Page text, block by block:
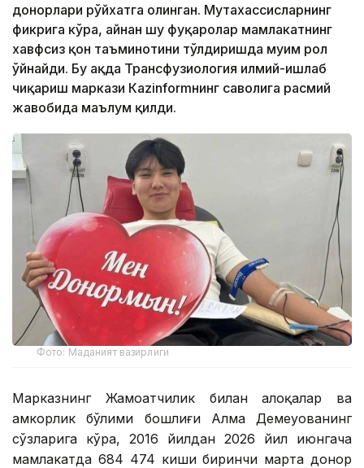
донорлари рўйхатга олинган. Мутахассисларнинг
фикрига кўра, айнан шу фуқаролар мамлакатнинг
хавфсиз қон таъминотини тўлдиришда муҳим рол
ўйнайди. Бу ҳақда Трансфузиология илмий-ишлаб
чиқариш маркази Кazinformнинг саволига расмий
жавобида маълум қилди.
Фото: Маданият вазирлиги
Марказнинг Жамоатчилик билан алоқалар ва
ҳамкорлик бўлими бошлиғи Алма Демеуованинг
сўзларига кўра, 2016 йилдан 2026 йил июнгача
мамлакатда 684 474 киши биринчи марта донор